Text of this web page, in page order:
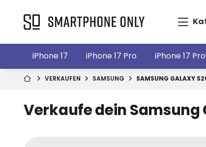
iPhone 17 iPhone 17 Pro iPhone 17
VERKAUFEN SAMSUNG SAMSUNG GALAXY
Verkaufe dein Samsung